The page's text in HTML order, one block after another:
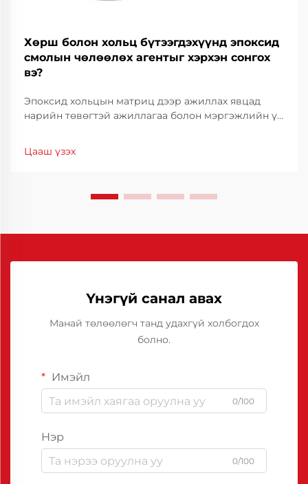
Хөрш болон хольц бүтээгдэхүүнд эпоксид
смолын чөлөөлөх агентыг хэрхэн сонгох
вэ?
Эпоксид хольцын матриц дээр ажиллах явцад
нарийн төвөгтэй ажиллагаа болон мэргэжлийн үр
хольцын тусгаарлагч нь танд матрицаас хэлбэр
Цааш үзэх
Үнэгүй санал авах
Манай төлөөлөгч танд удахгүй холбогдох
болно.
Имэйл
0/100
Нэр
0/100